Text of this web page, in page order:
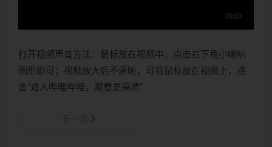
打开视频声音方法：鼠标放在视频中，点击右下角小喇叭
图形即可；视频放大后不清晰，可将鼠标放在视频上，点
击“进入哔哩哔哩，观看更高清”